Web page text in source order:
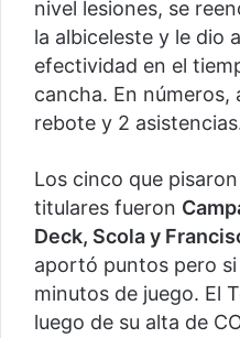
nivel lesiones, se
la albiceleste y le dio
efectividad en el
cancha. En
rebote y 2
Los cinco que
titulares fueron
Deck, Scola y
aportó puntos pero
minutos de juego. El
luego de su alta de